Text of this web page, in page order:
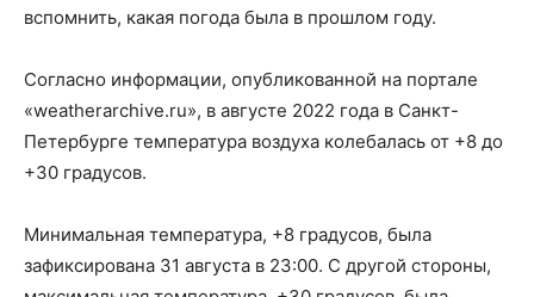
вспомнить, какая погода была в прошлом году.
Согласно информации, опубликованной на портале
«weatherarchive.ru», в августе 2022 года в Санкт-
Петербурге температура воздуха колебалась от +8 до
+30 градусов.
Минимальная температура, +8 градусов, была
зафиксирована 31 августа в 23:00. С другой стороны,